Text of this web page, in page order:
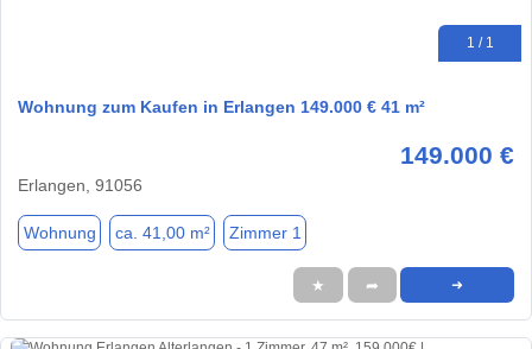
1 / 1
Wohnung zum Kaufen in Erlangen 149.000 € 41 m²
149.000 €
Erlangen, 91056
Wohnung ca. 41,00 m² Zimmer 1
★ ➦ ➜